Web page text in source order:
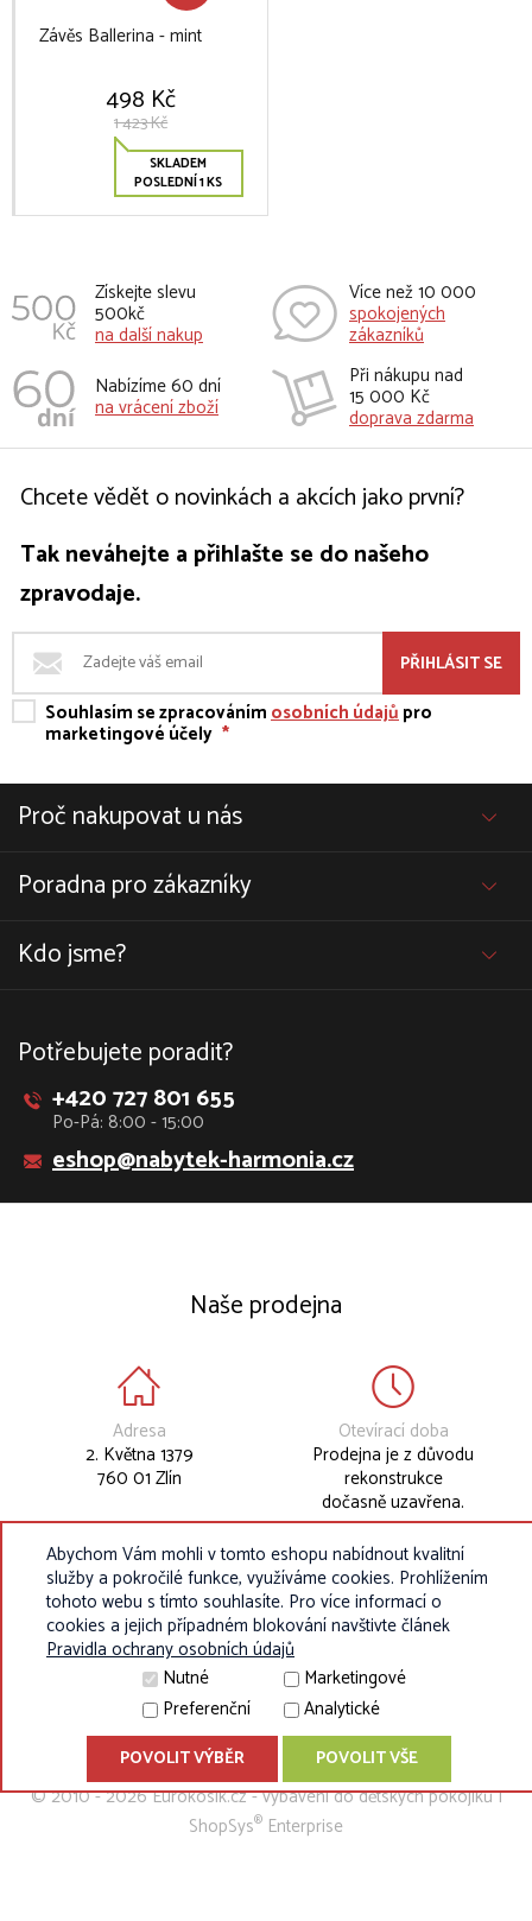
Závěs Ballerina - mint
498 Kč
1 423 Kč
SKLADEM
POSLEDNÍ 1 KS
Získejte slevu
500kč
na další nakup
Více než 10 000
spokojených
zákazníků
Nabízíme 60 dní
na vrácení zboží
Při nákupu nad
15 000 Kč
doprava zdarma
Chcete vědět o novinkách a akcích jako první?
Tak neváhejte a přihlašte se do našeho
zpravodaje.
PŘIHLÁSIT SE
Souhlasím se zpracovánímosobních údajůpro
marketingové účely *
Proč nakupovat u nás
Poradna pro zákazníky
Kdo jsme?
Potřebujete poradit?
+420 727 801 655
Po-Pá: 8:00 - 15:00
eshop@nabytek-harmonia.cz
Naše prodejna
Adresa
2. Května 1379
760 01 Zlín
Otevírací doba
Prodejna je z důvodu
rekonstrukce
dočasně uzavřena.
© 2010 - 2026 Eurokosik.cz - vybavení do dětských pokojíků |
ShopSys® Enterprise
Abychom Vám mohli v tomto eshopu nabídnout kvalitní
služby a pokročilé funkce, využíváme cookies. Prohlížením
tohoto webu s tímto souhlasíte. Pro více informací o
cookies a jejich případném blokování navštivte článek
Pravidla ochrany osobních údajů
Nutné
Marketingové
Preferenční
Analytické
POVOLIT VÝBĚR POVOLIT VŠE